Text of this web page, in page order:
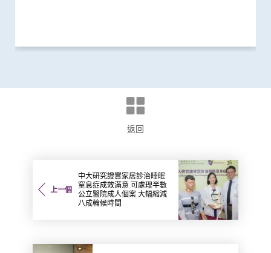
返回
上一個
中大研究證實家居診治睡眠
窒息症成效滿意 可處理半數
公立醫院成人個案 大幅縮減
八成輪候時間